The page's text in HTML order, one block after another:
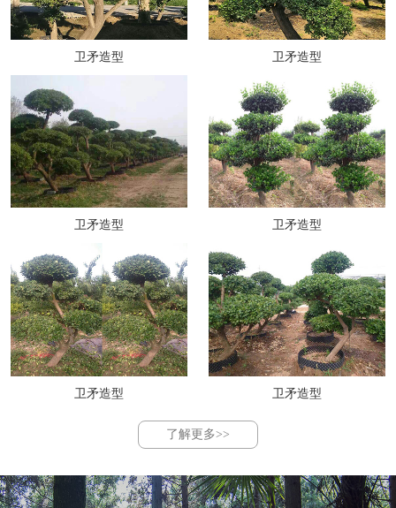
卫矛造型 卫矛造型
卫矛造型 卫矛造型
卫矛造型 卫矛造型
了解更多>>